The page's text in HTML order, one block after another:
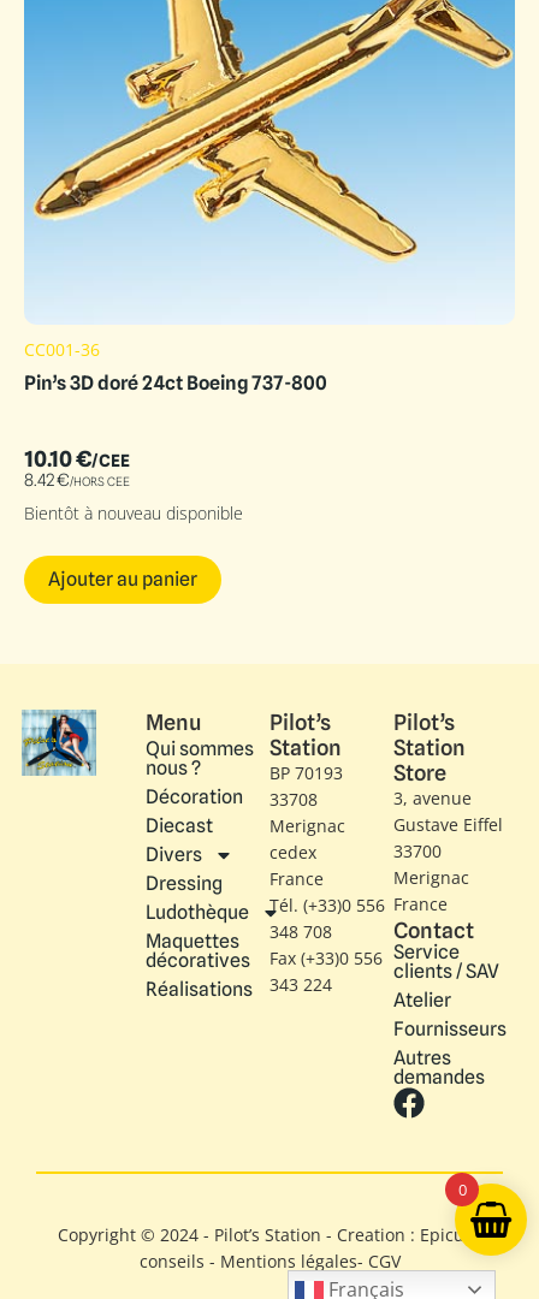
CC001-36
Pin’s 3D doré 24ct Boeing 737-800
10.10€/CEE
8.42€/HORS CEE
Bientôt à nouveau disponible
Ajouter au panier
Menu
Qui sommes
nous ?
Décoration
Diecast
Divers
Dressing
Ludothèque
Maquettes
décoratives
Réalisations
Pilot’s
Station
BP 70193
33708
Merignac
cedex
France
Tél. (+33)0 556
348 708
Fax (+33)0 556
343 224
Pilot’s
Station
Store
3, avenue
Gustave Eiffel​
33700
Merignac
France
Contact
Service
clients / SAV
Atelier
Fournisseurs
Autres
demandes
Copyright © 2024 - Pilot’s Station - Creation : Epicure
conseils - Mentions légales- CGV
Français
0